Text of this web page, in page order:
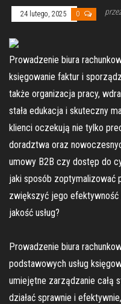
24 lutego, 2025 0
Prowadzenie biura
księgowanie faktur i
także organizacja pracy,
stała edukacja i skuteczny
klienci oczekują nie tylko
doradztwa oraz
umowy B2B czy dostęp do
jaki sposób zoptymalizować
zwiększyć jego
jakość usług?
Prowadzenie biura
podstawowych usług
umiejętne zarządzanie całą
działać sprawnie i